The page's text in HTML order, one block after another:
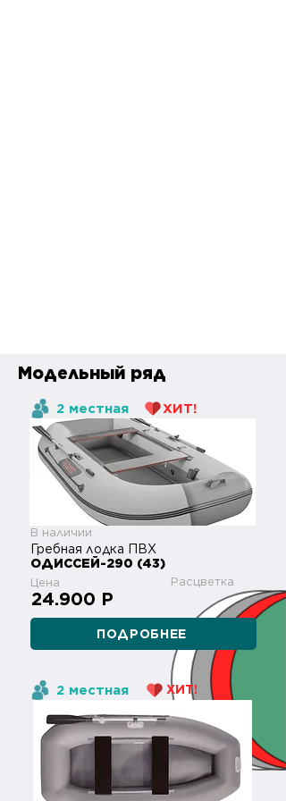
Модельный ряд
2 местная ХИТ!
В наличии
Гребная лодка ПВХ
ОДИССЕЙ-290 (43)
Цена Расцветка
24.900 Р
ПОДРОБНЕЕ
2 местная ХИТ!